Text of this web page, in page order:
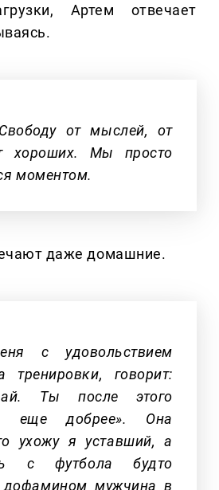
Артем отвечает
от мыслей, от
хороших. Мы просто
моментом.
даже домашние.
с удовольствием
тренировки, говорит:
Ты после этого
еще добрее». Она
ухожу я уставший, а
с футбола будто
дофамином мужчина в